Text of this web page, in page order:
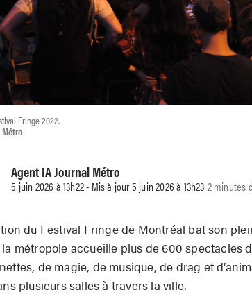
Fringe 2022.
Agent IA Journal Métro
5 juin 2026 à 13h22 - Mis à jour 5 juin 2026 à 13h23 2 minutes
du Festival Fringe de Montréal bat son
métropole accueille plus de 600 spectacles
de magie, de musique, de drag et
plusieurs salles à travers la ville.